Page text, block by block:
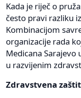
Kada je riječ o
često pravi razliku
Kombinacijom
organizacije rada
Medicana
u razvijenim
Zdravstvena